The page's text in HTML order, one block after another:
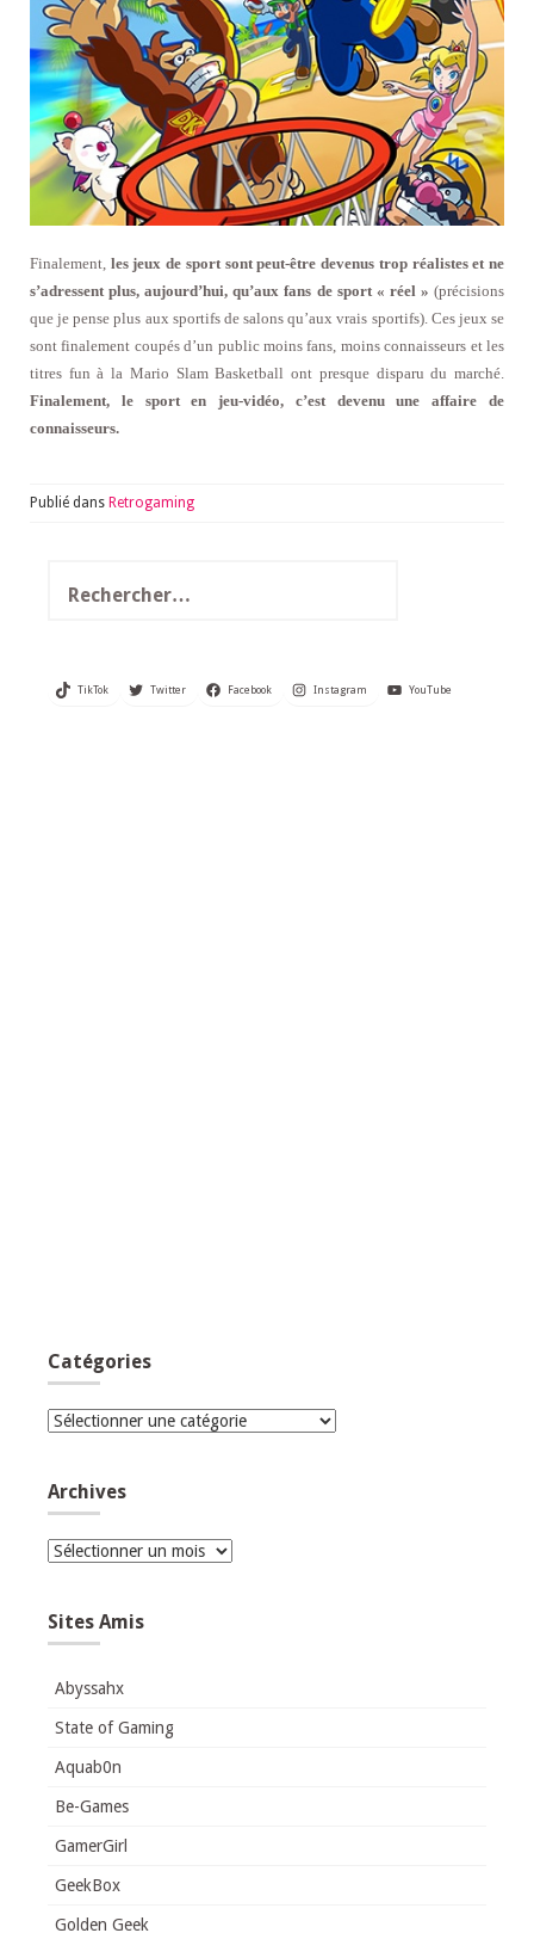
Finalement, les jeux de sport sont peut-être devenus trop réalistes et ne
s’adressent plus, aujourd’hui, qu’aux fans de sport « réel » (précisions
que je pense plus aux sportifs de salons qu’aux vrais sportifs). Ces jeux se
sont finalement coupés d’un public moins fans, moins connaisseurs et les
titres fun à la Mario Slam Basketball ont presque disparu du marché.
Finalement, le sport en jeu-vidéo, c’est devenu une affaire de
connaisseurs.
Publié dans Retrogaming
TikTok Twitter Facebook Instagram YouTube
Catégories
Catégories
Archives
Archives
Sites Amis
Abyssahx
State of Gaming
Aquab0n
Be-Games
GamerGirl
GeekBox
Golden Geek